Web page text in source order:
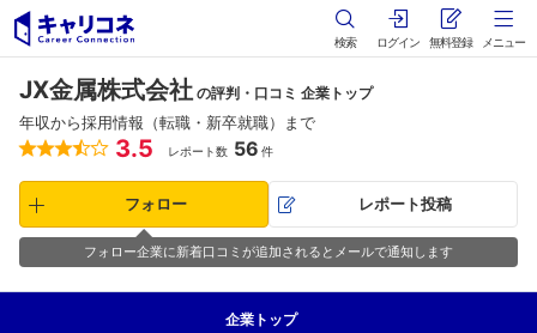
検索 ログイン 無料登録 メニュー
JX金属株式会社 の評判・口コミ 企業トップ
年収から採用情報（転職・新卒就職）まで
3.5 レポート数 56 件
フォロー レポート投稿
フォロー企業に新着口コミが追加されるとメールで通知します
企業 トップ